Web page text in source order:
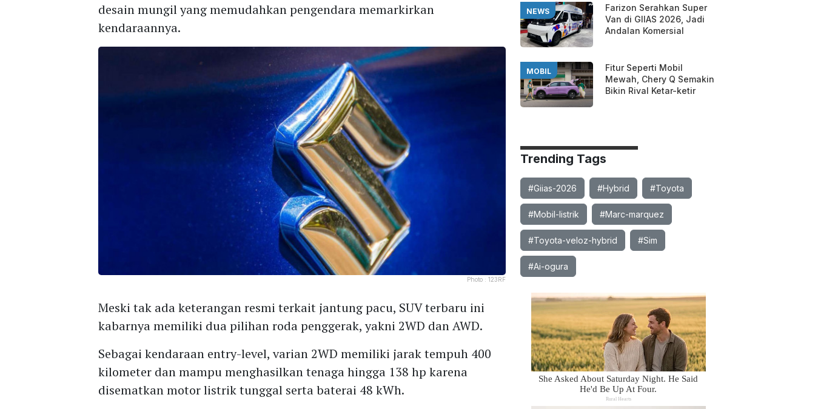
desain mungil yang memudahkan pengendara memarkirkan
kendaraannya.
Photo : 123RF
Meski tak ada keterangan resmi terkait jantung pacu, SUV terbaru ini
kabarnya memiliki dua pilihan roda penggerak, yakni 2WD dan AWD.
Sebagai kendaraan entry-level, varian 2WD memiliki jarak tempuh 400
kilometer dan mampu menghasilkan tenaga hingga 138 hp karena
disematkan motor listrik tunggal serta baterai 48 kWh.
NEWS
Farizon Serahkan Super
Van di GIIAS 2026, Jadi
Andalan Komersial
MOBIL
Fitur Seperti Mobil
Mewah, Chery Q Semakin
Bikin Rival Ketar-ketir
Trending Tags
#Giias-2026 #Hybrid #Toyota
#Mobil-listrik #Marc-marquez
#Toyota-veloz-hybrid #Sim
#Ai-ogura